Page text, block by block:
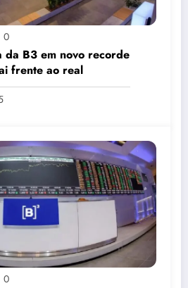
0
da B3 em novo recorde
frente ao real
0